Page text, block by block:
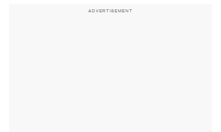
ADVERTISEMENT